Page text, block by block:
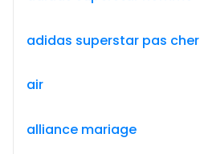
adidas superstar pas cher
air
alliance mariage